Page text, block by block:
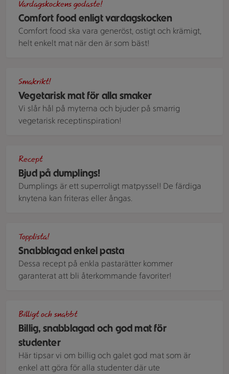
Comfort food enligt vardagskocken
Vardagskockens godaste!
Comfort food ska vara generöst, ostigt och krämigt,
helt enkelt mat när den är som bäst!
Vegetarisk mat för alla smaker
Smakrikt!
Vi slår hål på myterna och bjuder på smarrig
vegetarisk receptinspiration!
Bjud på dumplings!
Recept
Dumplings är ett superroligt matpyssel! De färdiga
knytena kan friteras eller ångas.
Snabblagad enkel pasta
Topplista!
Dessa recept på enkla pastarätter kommer
garanterat att bli återkommande favoriter!
Billig, snabblagad och god mat för
studenter
Billigt och snabbt
Här tipsar vi om billig och galet god mat som är
enkel att göra för alla studenter där ute